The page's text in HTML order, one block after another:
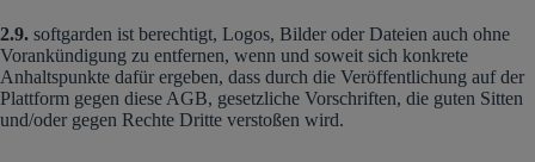
2.9. softgarden ist berechtigt, Logos, Bilder oder Dateien auch ohne
Vorankündigung zu entfernen, wenn und soweit sich konkrete
Anhaltspunkte dafür ergeben, dass durch die Veröffentlichung auf der
Plattform gegen diese AGB, gesetzliche Vorschriften, die guten Sitten
und/oder gegen Rechte Dritte verstoßen wird.